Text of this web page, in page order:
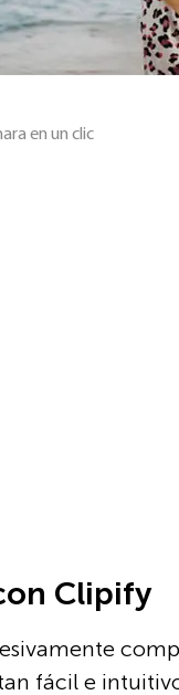
en un clic
Clipify
fácil e